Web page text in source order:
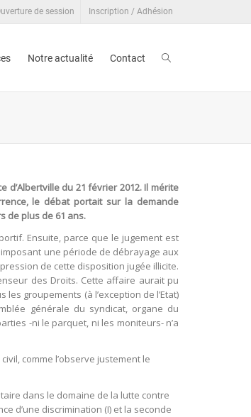
de session Inscription / Adhésion
Notre actualité Contact
du 21 février 2012. Il mérite
le débat portait sur la demande
de plus de 61 ans.
Ensuite, parce que le jugement est
une période de débrayage aux
de cette disposition jugée illicite.
des Droits. Cette affaire aurait pu
groupements (à l’exception de l’Etat)
générale du syndicat, organe du
-ni le parquet, ni les moniteurs- n’a
comme l’observe justement le
dans le domaine de la lutte contre
d’une discrimination (I) et la seconde